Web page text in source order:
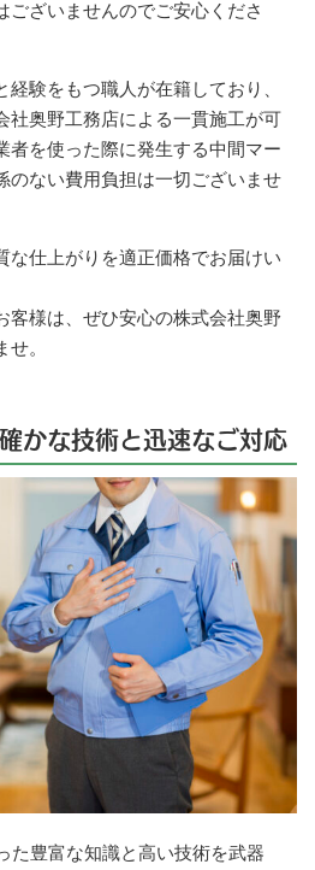
ございませんのでご安心くださ
経験をもつ職人が在籍しており、
社奥野工務店による一貫施工が可
者を使った際に発生する中間マー
のない費用負担は一切ございませ
な仕上がりを適正価格でお届けい
客様は、ぜひ安心の株式会社奥野
。
かな技術と迅速なご対応
た豊富な知識と高い技術を武器